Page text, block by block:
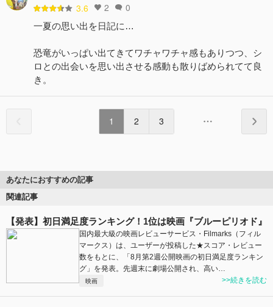
3.6 2 0
一夏の思い出を日記に…
恐竜がいっぱい出てきてワチャワチャ感もありつつ、シ
ロとの出会いを思い出させる感動も散りばめられてて良
き。
1 2 3
あなたにおすすめの記事
関連記事
【発表】初日満足度ランキング！1位は映画『ブルーピリオド』
国内最大級の映画レビューサービス・Filmarks（フィル
マークス）は、ユーザーが投稿した★スコア・レビュー
数をもとに、「8月第2週公開映画の初日満足度ランキン
グ」を発表。先週末に劇場公開され、高い…
映画 >>続きを読む